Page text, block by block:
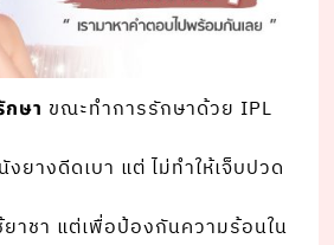
กษา ขณะทําการรักษาด้วย IPL
ยางดีดเบา แต่ ไม่ทําให้เจ็บปวด
ยาชา แต่เพื่อป้องกันความร้อนใน